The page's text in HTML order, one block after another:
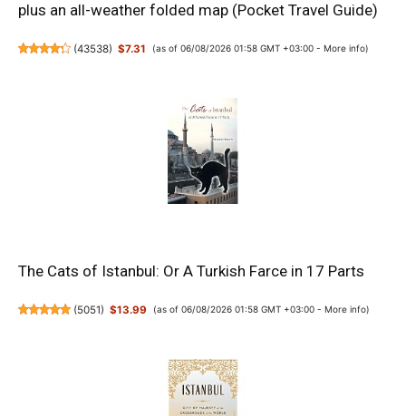
plus an all-weather folded map (Pocket Travel Guide)
(43538) $7.31 (as of 06/08/2026 01:58 GMT +03:00 - More info)
The Cats of Istanbul: Or A Turkish Farce in 17 Parts
(5051) $13.99 (as of 06/08/2026 01:58 GMT +03:00 - More info)